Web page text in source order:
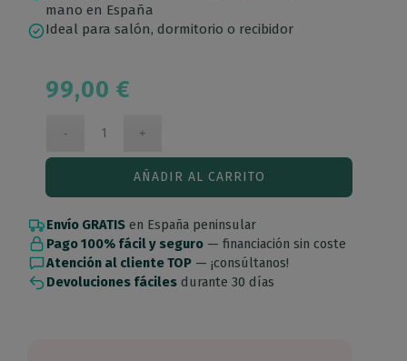
mano en España
Ideal para salón, dormitorio o recibidor
99,00€
AÑADIR AL CARRITO
Envío GRATIS en España peninsular
Pago 100% fácil y seguro — financiación sin coste
Atención al cliente TOP — ¡consúltanos!
Devoluciones fáciles durante 30 días